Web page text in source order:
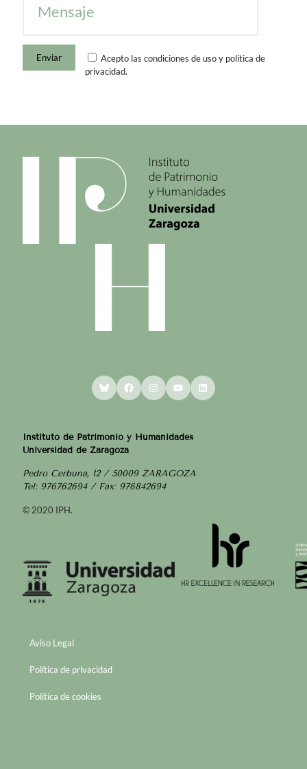
Acepto las condiciones de uso y política de
privacidad.
BlueskyFacebookInstagram
YouTubeLinkedIn
Instituto de Patrimonio y Humanidades
Universidad de Zaragoza
Pedro Cerbuna, 12 / 50009 ZARAGOZA
Tel: 976762694 / Fax: 976842694
© 2020 IPH.
Aviso Legal
Política de privacidad
Política de cookies